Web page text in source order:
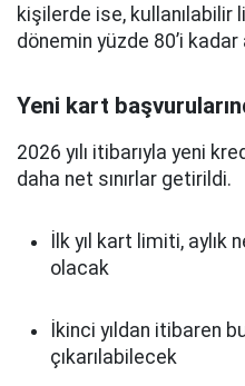
kişilerde ise,
dönemin yüzde 80’i
Yeni kart
2026 yılı itibarıyla yeni
daha net sınırlar getirildi.
İlk yıl kart limiti, aylık
olacak
İkinci yıldan itibaren
çıkarılabilecek